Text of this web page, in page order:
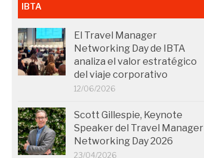
IBTA
El Travel Manager
Networking Day de IBTA
analiza el valor estratégico
del viaje corporativo
12/06/2026
Scott Gillespie, Keynote
Speaker del Travel Manager
Networking Day 2026
23/04/2026